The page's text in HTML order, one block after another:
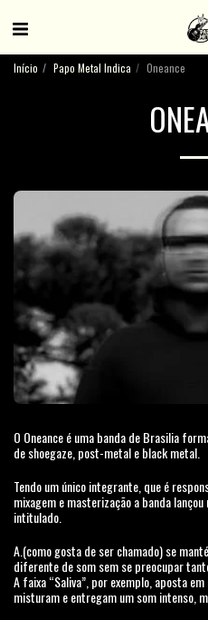
Início Papo Metal Indica Oneance
O Oneance é uma banda de Brasilia
de shoegaze, post-metal e black metal.
Tendo um único integrante, que é
mixagem e masterização a banda
intitulado.
A.(como gosta de ser chamado) se
diferente de som sem se preocupar
A faixa “Saliva”, por exemplo, aposta
misturam e entregam um som intenso,